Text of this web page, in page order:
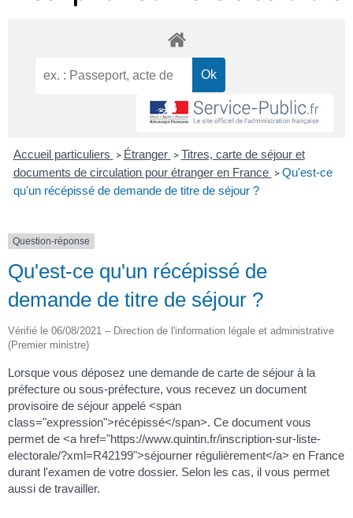
Accueil particuliers > Étranger > Titres, carte de séjour et
documents de circulation pour étranger en France > Qu'est-ce
qu'un récépissé de demande de titre de séjour ?
Question-réponse
Qu'est-ce qu'un récépissé de
demande de titre de séjour ?
Vérifié le 06/08/2021 – Direction de l'information légale et administrative
(Premier ministre)
Lorsque vous déposez une demande de carte de séjour à la
préfecture ou sous-préfecture, vous recevez un document
provisoire de séjour appelé <span
class="expression">récépissé</span>. Ce document vous
permet de <a href="https://www.quintin.fr/inscription-sur-liste-
electorale/?xml=R42199">séjourner régulièrement</a> en France
durant l'examen de votre dossier. Selon les cas, il vous permet
aussi de travailler.